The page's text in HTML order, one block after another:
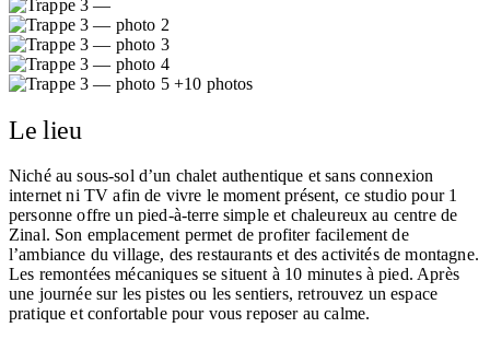
+10 photos
Le lieu
Niché au sous-sol d’un chalet authentique et sans connexion
internet ni TV afin de vivre le moment présent, ce studio pour 1
personne offre un pied-à-terre simple et chaleureux au centre de
Zinal. Son emplacement permet de profiter facilement de
l’ambiance du village, des restaurants et des activités de montagne.
Les remontées mécaniques se situent à 10 minutes à pied. Après
une journée sur les pistes ou les sentiers, retrouvez un espace
pratique et confortable pour vous reposer au calme.